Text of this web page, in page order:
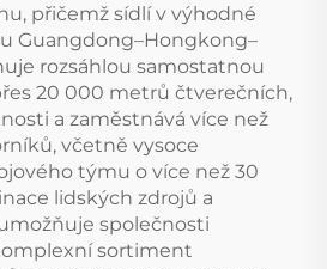
přičemž sídlí v výhodné
Guangdong–Hongkong–
rozsáhlou samostatnou
20 000 metrů čtverečních,
a zaměstnává více než
včetně vysoce
týmu o více než 30
lidských zdrojů a
společnosti
sortiment